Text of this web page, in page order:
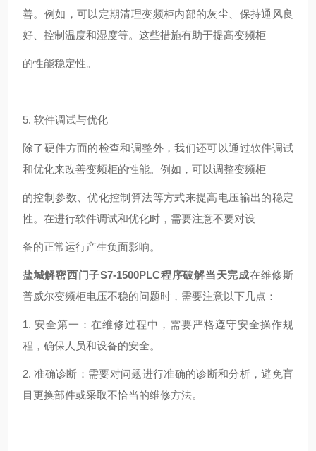
善。例如，可以定期清理变频柜内部的灰尘、保持通风良
好、控制温度和湿度等。这些措施有助于提高变频柜
的性能稳定性。
5. 软件调试与优化
除了硬件方面的检查和调整外，我们还可以通过软件调试
和优化来改善变频柜的性能。例如，可以调整变频柜
的控制参数、优化控制算法等方式来提高电压输出的稳定
性。在进行软件调试和优化时，需要注意不要对设
备的正常运行产生负面影响。
盐城解密西门子S7-1500PLC程序破解当天完成在维修斯
普威尔变频柜电压不稳的问题时，需要注意以下几点：
1. 安全第一：在维修过程中，需要严格遵守安全操作规
程，确保人员和设备的安全。
2. 准确诊断：需要对问题进行准确的诊断和分析，避免盲
目更换部件或采取不恰当的维修方法。